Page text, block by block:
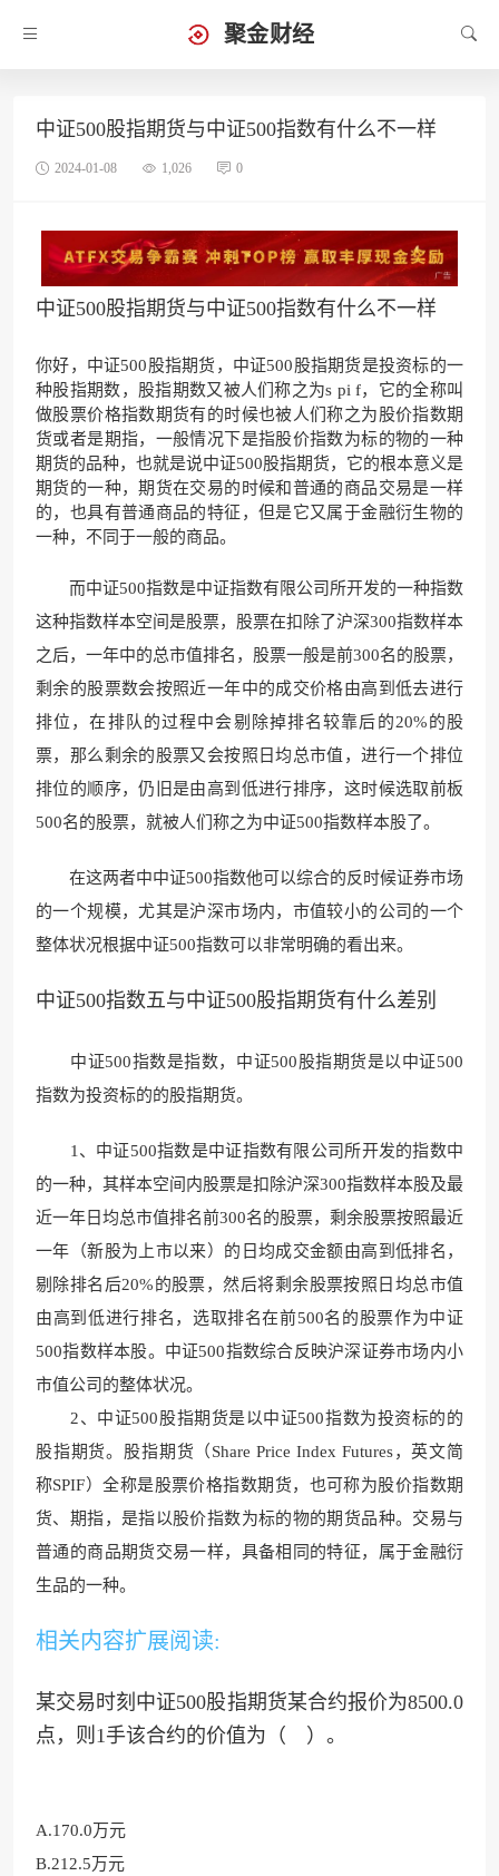
聚金财经
中证500股指期货与中证500指数有什么不一样
2024-01-08 1,026 0
中证500股指期货与中证500指数有什么不一样
你好，中证500股指期货，中证500股指期货是投资标的一
种股指期数，股指期数又被人们称之为s pi f，它的全称叫
做股票价格指数期货有的时候也被人们称之为股价指数期
货或者是期指，一般情况下是指股价指数为标的物的一种
期货的品种，也就是说中证500股指期货，它的根本意义是
期货的一种，期货在交易的时候和普通的商品交易是一样
的，也具有普通商品的特征，但是它又属于金融衍生物的
一种，不同于一般的商品。
而中证500指数是中证指数有限公司所开发的一种指数
这种指数样本空间是股票，股票在扣除了沪深300指数样本
之后，一年中的总市值排名，股票一般是前300名的股票，
剩余的股票数会按照近一年中的成交价格由高到低去进行
排位，在排队的过程中会剔除掉排名较靠后的20%的股
票，那么剩余的股票又会按照日均总市值，进行一个排位
排位的顺序，仍旧是由高到低进行排序，这时候选取前板
500名的股票，就被人们称之为中证500指数样本股了。
在这两者中中证500指数他可以综合的反时候证券市场
的一个规模，尤其是沪深市场内，市值较小的公司的一个
整体状况根据中证500指数可以非常明确的看出来。
中证500指数五与中证500股指期货有什么差别
中证500指数是指数，中证500股指期货是以中证500
指数为投资标的的股指期货。
1、中证500指数是中证指数有限公司所开发的指数中
的一种，其样本空间内股票是扣除沪深300指数样本股及最
近一年日均总市值排名前300名的股票，剩余股票按照最近
一年（新股为上市以来）的日均成交金额由高到低排名，
剔除排名后20%的股票，然后将剩余股票按照日均总市值
由高到低进行排名，选取排名在前500名的股票作为中证
500指数样本股。中证500指数综合反映沪深证券市场内小
市值公司的整体状况。
2、中证500股指期货是以中证500指数为投资标的的
股指期货。股指期货（Share Price Index Futures，英文简
称SPIF）全称是股票价格指数期货，也可称为股价指数期
货、期指，是指以股价指数为标的物的期货品种。交易与
普通的商品期货交易一样，具备相同的特征，属于金融衍
生品的一种。
相关内容扩展阅读:
某交易时刻中证500股指期货某合约报价为8500.0
点，则1手该合约的价值为（ ）。
A.170.0万元
B.212.5万元